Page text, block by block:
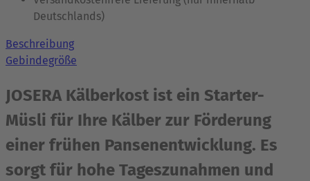
Deutschlands)
Beschreibung
Gebindegröße
JOSERA Kälberkost ist ein Starter-
Müsli für Ihre Kälber zur Förderung
einer frühen Pansenentwicklung. Es
sorgt für hohe Tageszunahmen und